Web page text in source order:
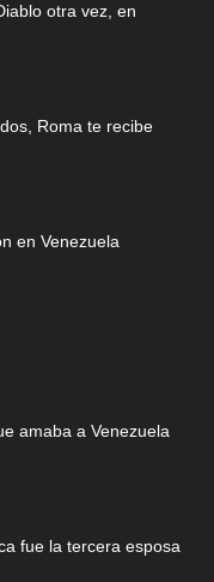
otra vez, en
Roma te recibe
en Venezuela
amaba a Venezuela
fue la tercera esposa